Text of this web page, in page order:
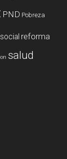
PND Pobreza
reforma
salud